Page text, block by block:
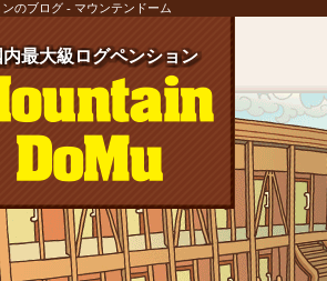
のブログ - マウンテンドーム
内最大級ログペンション
最大級ログペンション
最大級ログペンション
内最大級ログペンション
内最大級ログペンション
内最大級ログペンション
内最大級ログペンション
内最大級ログペンション
最大級ログペンション
内最大級ログペンション
内最大級ログペンション
内最大級ログペンション
内最大級ログペンション
内最大級ログペンション
内最大級ログペンション
内最大級ログペンション
内最大級ログペンション
内最大級ログペンション
内最大級ログペンション
内最大級ログペンション
内最大級ログペンション
内最大級ログペンション
内最大級ログペンション
内最大級ログペンション
内最大級ログペンション